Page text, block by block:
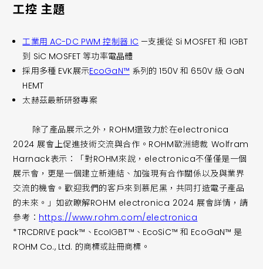
工控 主題
工業用 AC-DC PWM 控制器 IC —支援從 Si MOSFET 和 IGBT
到 SiC MOSFET 等功率電晶體
採用多種 EVK展示EcoGaN™ 系列的 150V 和 650V 級 GaN
HEMT
太赫茲最新研發專案
除了產品展示之外，ROHM還致力於在electronica
2024 展會上促進技術交流與合作。ROHM歐洲總裁 Wolfram
Harnack表示：「對ROHM來說，electronica不僅僅是一個
展示會，更是一個建立新連結、加強現有合作關係以及與業界
交流的機會。歡迎我們的客戶來到慕尼黑，共同打造電子產品
的未來。」如欲瞭解ROHM electronica 2024 展會詳情，請
參考： https://www.rohm.com/electronica
*TRCDRIVE pack™、EcoIGBT™、EcoSiC™ 和 EcoGaN™ 是
ROHM Co., Ltd. 的商標或註冊商標。